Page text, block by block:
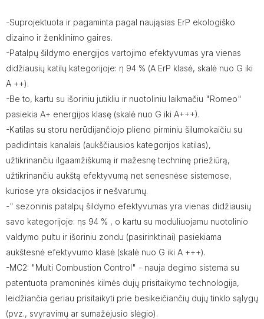
-Suprojektuota ir pagaminta pagal naująsias ErP ekologiško
dizaino ir ženklinimo gaires.
-Patalpų šildymo energijos vartojimo efektyvumas yra vienas
didžiausių katilų kategorijoje: η 94 % (A ErP klasė, skalė nuo G iki
A ++).
-Be to, kartu su išoriniu jutikliu ir nuotoliniu laikmačiu "Romeo"
pasiekia A+ energijos klasę (skalė nuo G iki A+++).
-Katilas su storu nerūdijančiojo plieno pirminiu šilumokaičiu su
padidintais kanalais (aukščiausios kategorijos katilas),
užtikrinančiu ilgaamžiškumą ir mažesnę techninę priežiūrą,
užtikrinančiu aukštą efektyvumą net senesnėse sistemose,
kuriose yra oksidacijos ir nešvarumų.
-" sezoninis patalpų šildymo efektyvumas yra vienas didžiausių
savo kategorijoje: ηs 94 % , o kartu su moduliuojamu nuotolinio
valdymo pultu ir išoriniu zondu (pasirinktinai) pasiekiama
aukštesnė efektyvumo klasė (skalė nuo G iki A +++).
-MC2: "Multi Combustion Control" - nauja degimo sistema su
patentuota pramoninės kilmės dujų prisitaikymo technologija,
leidžiančia geriau prisitaikyti prie besikeičiančių dujų tinklo sąlygų
(pvz., svyravimų ar sumažėjusio slėgio).